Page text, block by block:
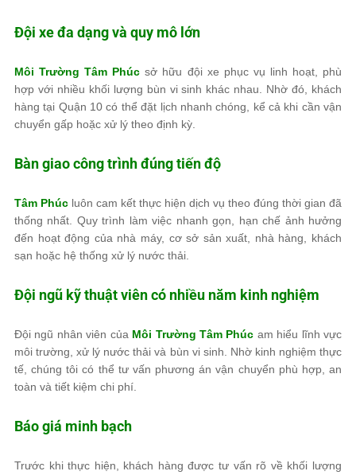
Đội xe đa dạng và quy mô lớn
Môi Trường Tâm Phúc sở hữu đội xe phục vụ linh hoạt, phù
hợp với nhiều khối lượng bùn vi sinh khác nhau. Nhờ đó, khách
hàng tại Quận 10 có thể đặt lịch nhanh chóng, kể cả khi cần vận
chuyển gấp hoặc xử lý theo định kỳ.
Bàn giao công trình đúng tiến độ
Tâm Phúc luôn cam kết thực hiện dịch vụ theo đúng thời gian đã
thống nhất. Quy trình làm việc nhanh gọn, hạn chế ảnh hưởng
đến hoạt động của nhà máy, cơ sở sản xuất, nhà hàng, khách
sạn hoặc hệ thống xử lý nước thải.
Đội ngũ kỹ thuật viên có nhiều năm kinh nghiệm
Đội ngũ nhân viên của Môi Trường Tâm Phúc am hiểu lĩnh vực
môi trường, xử lý nước thải và bùn vi sinh. Nhờ kinh nghiệm thực
tế, chúng tôi có thể tư vấn phương án vận chuyển phù hợp, an
toàn và tiết kiệm chi phí.
Báo giá minh bạch
Trước khi thực hiện, khách hàng được tư vấn rõ về khối lượng